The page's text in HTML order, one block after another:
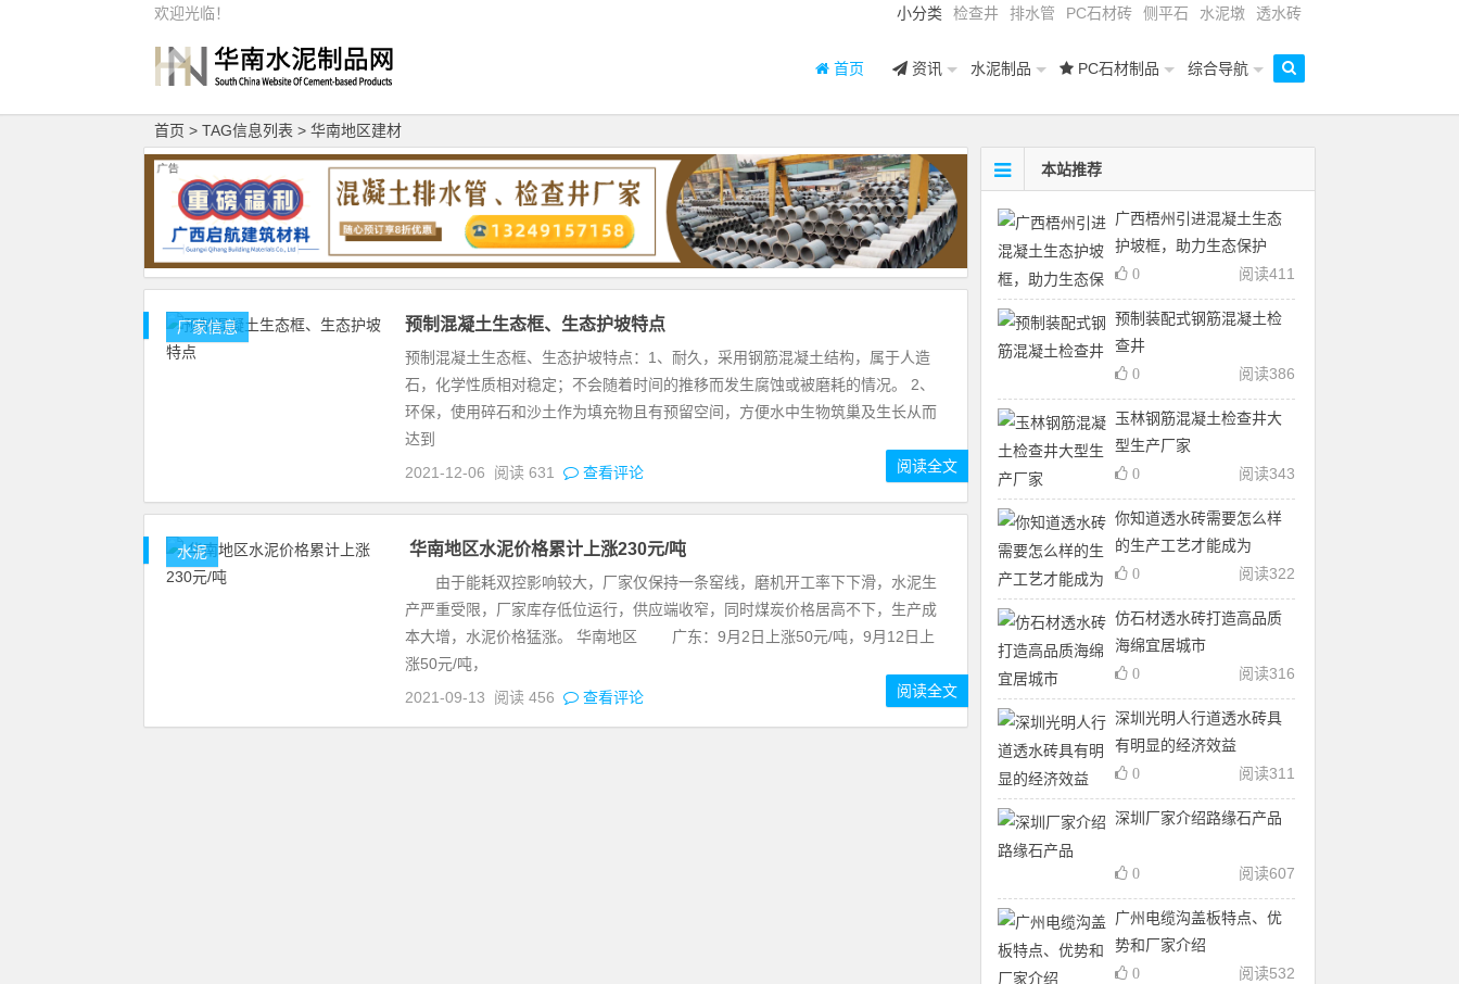
欢迎光临！ 小分类 检查井 排水管 PC石材砖 侧平石 水泥墩 透水砖
首页 资讯 水泥制品 PC石材制品 综合导航
首页 > TAG信息列表 > 华南地区建材
厂家信息 预制混凝土生态框、生态护坡特点
预制混凝土生态框、生态护坡特点：1、耐久，采用钢筋混凝土结构，属于人造
石，化学性质相对稳定；不会随着时间的推移而发生腐蚀或被磨耗的情况。 2、
环保，使用碎石和沙土作为填充物且有预留空间，方便水中生物筑巢及生长从而
达到
2021-12-06
阅读 631 查看评论 阅读全文
水泥 华南地区水泥价格累计上涨230元/吨
由于能耗双控影响较大，厂家仅保持一条窑线，磨机开工率下下滑，水泥生
产严重受限，厂家库存低位运行，供应端收窄，同时煤炭价格居高不下，生产成
本大增，水泥价格猛涨。 华南地区 广东：9月2日上涨50元/吨，9月12日上
涨50元/吨，
2021-09-13
阅读 456 查看评论 阅读全文
本站推荐
广西梧州引进混凝土生态
护坡框，助力生态保护
阅读411
0
预制装配式钢筋混凝土检
查井
阅读386
0
玉林钢筋混凝土检查井大
型生产厂家
阅读343
0
你知道透水砖需要怎么样
的生产工艺才能成为
阅读322
0
仿石材透水砖打造高品质
海绵宜居城市
阅读316
0
深圳光明人行道透水砖具
有明显的经济效益
阅读311
0
深圳厂家介绍路缘石产品
阅读607
0
广州电缆沟盖板特点、优
势和厂家介绍
阅读532
0